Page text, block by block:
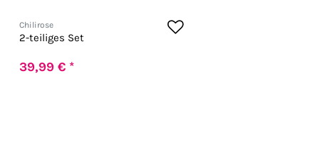
Chilirose
2-teiliges Set
39,99 € *